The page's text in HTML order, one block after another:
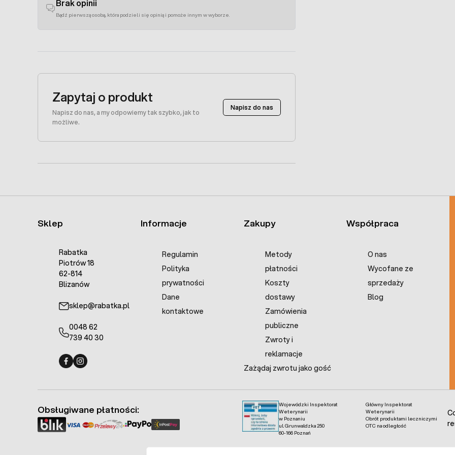
Brak opinii
Bądź pierwszą osobą, która podzieli się opinią i pomoże innym w wyborze.
Zapytaj o produkt
Napisz do nas, a my odpowiemy tak szybko, jak to
możliwe.
Napisz do nas
Sklep
Rabatka
Piotrów 18
62-814
Blizanów
sklep@rabatka.pl
0048 62
739 40 30
Informacje
Regulamin
Polityka
prywatności
Dane
kontaktowe
Zakupy
Metody
płatności
Koszty
dostawy
Zamówienia
publiczne
Zwroty i
reklamacje
Zażądaj zwrotu jako gość
Współpraca
O nas
Wycofane ze
sprzedaży
Blog
Wojewódzki Inspektorat
Weterynarii
w Poznaniu
ul. Grunwaldzka 250
60-166 Poznań
Główny Inspektorat
Weterynarii
Obrót produktami leczniczymi
OTC na odległość
Obsługiwane płatności: